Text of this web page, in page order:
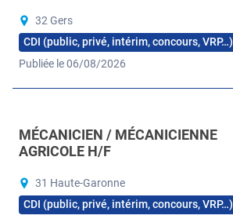
32 Gers
CDI (public, privé, intérim, concours, VRP…)
Publiée le 06/08/2026
MÉCANICIEN / MÉCANICIENNE
AGRICOLE H/F
31 Haute-Garonne
CDI (public, privé, intérim, concours, VRP…)